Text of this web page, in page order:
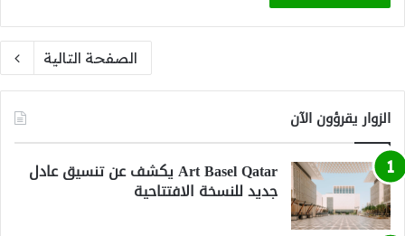
الصفحة التالية
الزوار يقرؤون الآن
Art Basel Qatar يكشف عن تنسيق عادل
جديد للنسخة الافتتاحية